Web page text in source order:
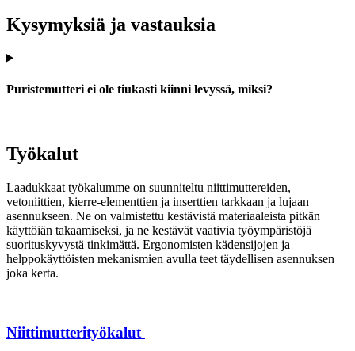
Kysymyksiä ja vastauksia
Puristemutteri ei ole tiukasti kiinni levyssä, miksi?
Työkalut
Laadukkaat työkalumme on suunniteltu niittimuttereiden,
vetoniittien, kierre-elementtien ja inserttien tarkkaan ja lujaan
asennukseen. Ne on valmistettu kestävistä materiaaleista pitkän
käyttöiän takaamiseksi, ja ne kestävät vaativia työympäristöjä
suorituskyvystä tinkimättä. Ergonomisten kädensijojen ja
helppokäyttöisten mekanismien avulla teet täydellisen asennuksen
joka kerta.
Niittimutterityökalut